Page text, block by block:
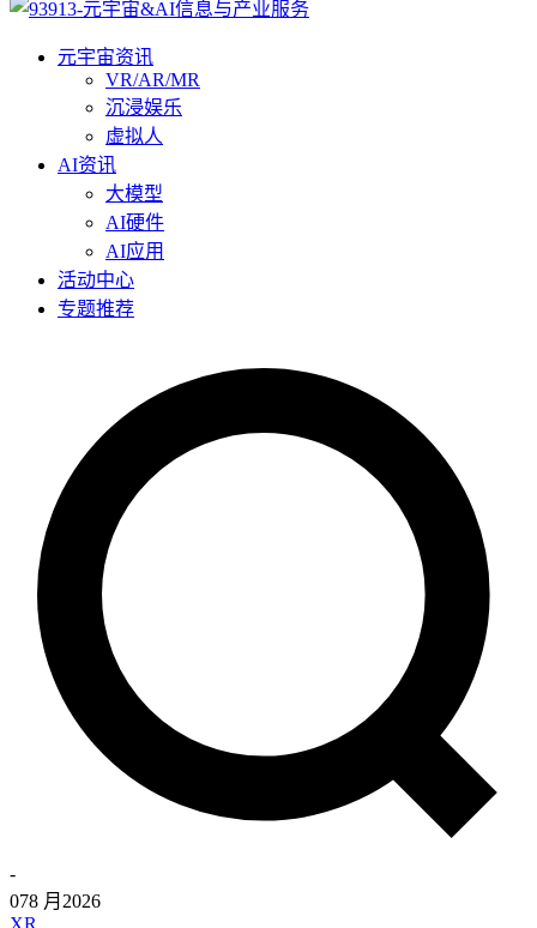
元宇宙资讯
VR/AR/MR
沉浸娱乐
虚拟人
AI资讯
大模型
AI硬件
AI应用
活动中心
专题推荐
-
078 月 2026
XR